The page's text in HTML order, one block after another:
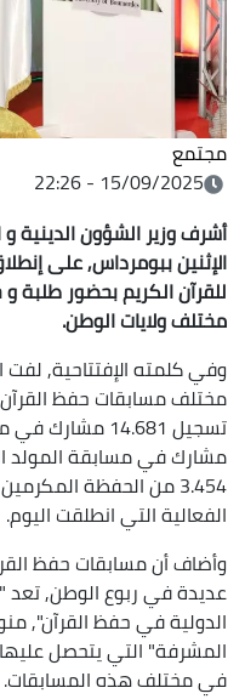
مجتمع
15/09/2025 - 22:26
أشرف وزير الشؤون الدينية
للقرآن الكريم بحضور طلبة و
مختلف ولايات الوطن.
وفي كلمته الإفتتاحية, لفت
مختلف مسابقات حفظ القرآن
مشارك في مسابقة المولد
الفعالية التي انطلقت اليوم.
وأضاف أن مسابقات حفظ
عديدة في ربوع الوطن, تعد
الدولية في حفظ القرآن",
المشرفة" التي يتحصل عليها
في مختلف هذه المسابقات.